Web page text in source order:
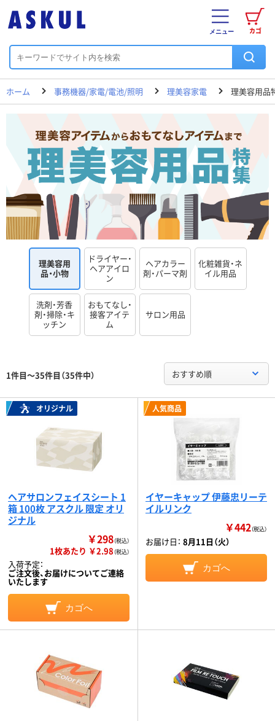
カゴ
メニュー
ホーム 事務機器/家電/電池/照明 理美容家電 理美容用品
理美容用
品・小物
ドライヤー・
ヘアアイロ
ン
ヘアカラー
剤・パーマ剤
化粧雑貨・ネ
イル用品
洗剤・芳香
剤・掃除・キ
ッチン
おもてなし・
接客アイテ
ム
サロン用品
1件目～35件目（35件中） おすすめ順
オリジナル
ヘアサロンフェイスシート 1
箱 100枚 アスクル 限定 オリ
ジナル
￥298（税込）
1枚あたり ￥2.98（税込）
入荷予定：
ご注文後、お届けについてご連絡
いたします
カゴへ
人気商品
イヤーキャップ 伊藤忠リーテ
イルリンク
￥442（税込）
お届け日： 8月11日（火）
カゴへ